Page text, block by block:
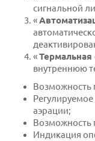
сигнальной
«
«Термальная
внутреннюю
Возможность
аэрации;
Возможность
Индикация